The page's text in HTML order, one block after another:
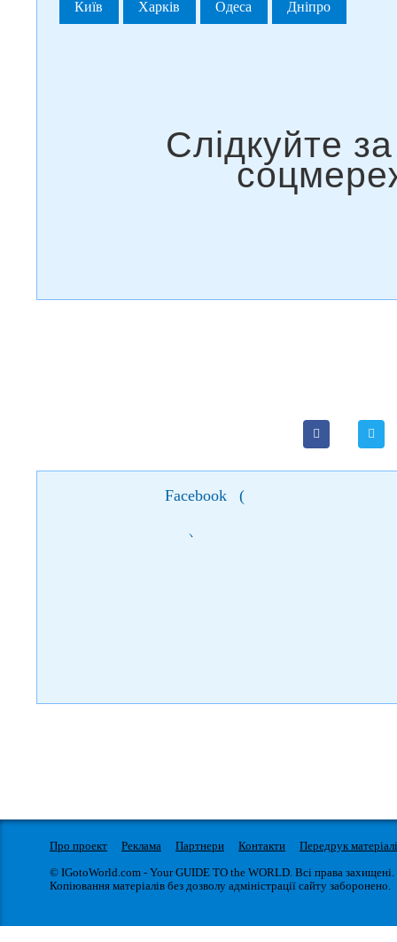
Київ Харків Одеса Дніпро
Facebook (
)
Про проект Реклама Партнери Контакти
Передрук
© IGotoWorld.com - Your GUIDE TO the WORLD. Всі права захищені.
Копіювання матеріалів без дозволу адміністрації сайту заборонено.